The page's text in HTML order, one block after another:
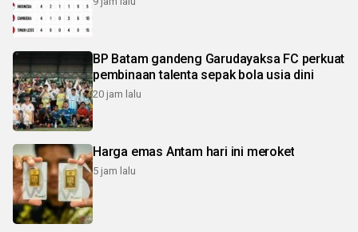
BP Batam gandeng Garudayaksa FC perkuat
pembinaan talenta sepak bola usia dini
20 jam lalu
Harga emas Antam hari ini meroket
5 jam lalu